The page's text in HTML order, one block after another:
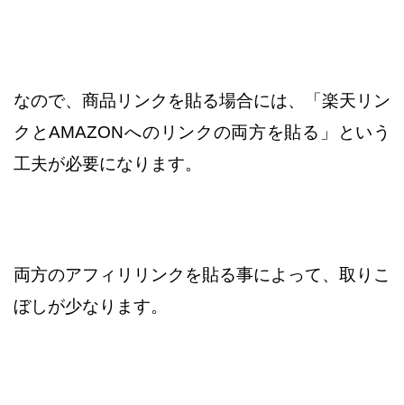
なので、商品リンクを貼る場合には、「楽天リン
クとAMAZONへのリンクの両方を貼る」
という
工夫が必要になります。
両方のアフィリリンクを貼る事によって、取りこ
ぼしが少なります。